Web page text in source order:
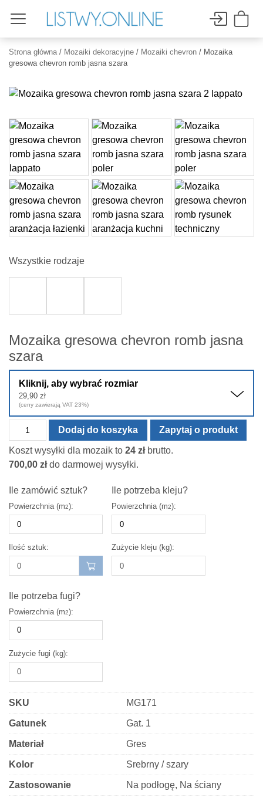
Strona główna/ Mozaiki dekoracyjne / Mozaiki chevron / Mozaika
gresowa chevron romb jasna szara
Wszystkie rodzaje
Mozaika gresowa chevron romb jasna
szara
Kliknij, aby wybrać rozmiar
29,90 zł
(ceny zawierają VAT 23%)
ilość
Mozaika
gresowa
chevron
jasna
szara
Dodaj do koszyka Zapytaj o produkt
Koszt wysyłki dla mozaik to 24 złbrutto.
700,00 złdo darmowej wysyłki.
Ile zamówić sztuk?
Powierzchnia (m2):
Ilość sztuk:
Ile potrzeba kleju?
Powierzchnia (m2):
Zużycie kleju (kg):
Ile potrzeba fugi?
Powierzchnia (m2):
Zużycie fugi (kg):
SKU MG171
Gatunek Gat. 1
Materiał Gres
Kolor Srebrny / szary
Zastosowanie Na podłogę, Na ściany